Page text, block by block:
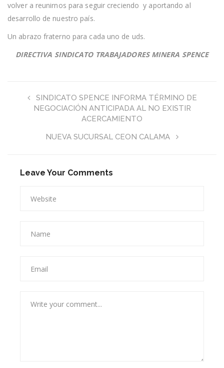
volver a reunirnos para seguir creciendo y aportando al
desarrollo de nuestro país.
Un abrazo fraterno para cada uno de uds.
DIRECTIVA SINDICATO TRABAJADORES MINERA SPENCE
SINDICATO SPENCE INFORMA TÉRMINO DE
NEGOCIACIÓN ANTICIPADA AL NO EXISTIR
ACERCAMIENTO
NUEVA SUCURSAL CEON CALAMA
Leave Your Comments